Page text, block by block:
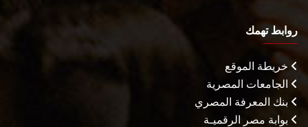
روابط تهمك
خريطة الموقع
الجامعات المصرية
بنك المعرفة المصري
بوابة مصر الرقميـة